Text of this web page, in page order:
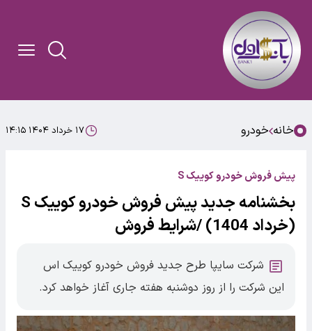
خانه خودرو ۱۷ خرداد ۱۴۰۴ ۱۴:۱۵
پیش فروش خودرو کوییک S
بخشنامه جدید پیش فروش خودرو کوییک S
(خرداد 1404) /شرایط فروش
شرکت سایپا طرح جدید فروش خودرو کوییک اس
این شرکت را از روز دوشنبه هفته جاری آغاز خواهد کرد.